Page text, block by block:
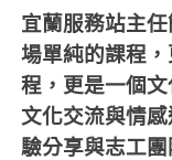
宜蘭服務站主
場單純的課程
程，更是一個
文化交流與情
驗分享與志工